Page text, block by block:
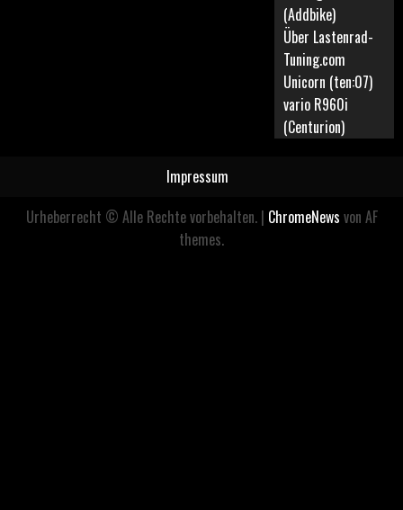
(Addbike)
Über Lastenrad-
Tuning.com
Unicorn (ten:07)
vario R960i
(Centurion)
Impressum
Urheberrecht © Alle Rechte vorbehalten. | ChromeNews von AF
themes.